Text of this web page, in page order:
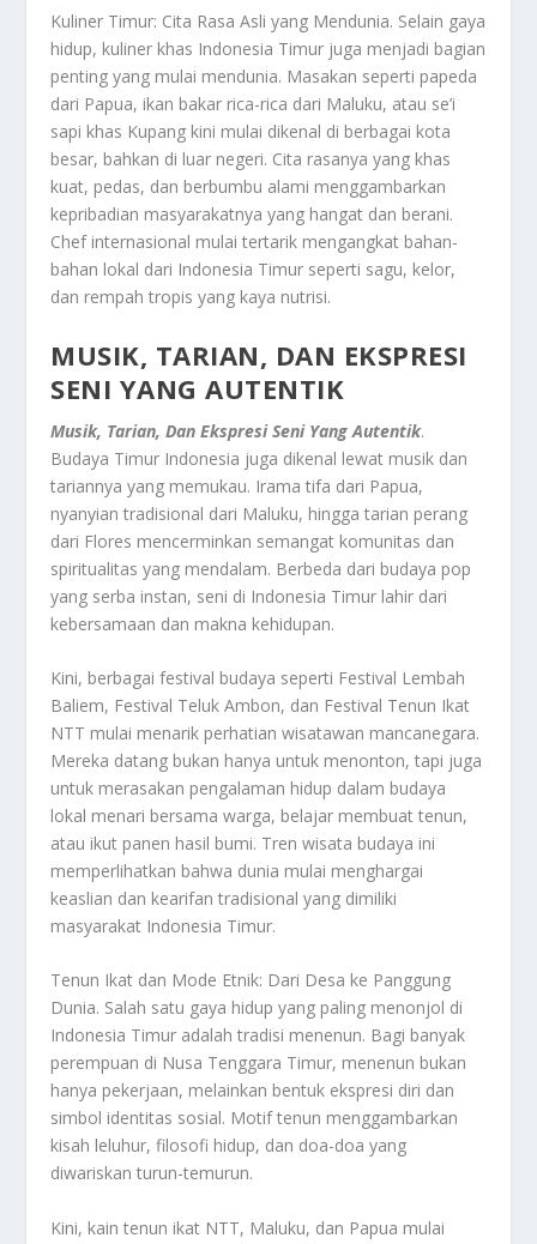
Kuliner Timur: Cita Rasa Asli yang Mendunia. Selain gaya
hidup, kuliner khas Indonesia Timur juga menjadi bagian
penting yang mulai mendunia. Masakan seperti papeda
dari Papua, ikan bakar rica-rica dari Maluku, atau se’i
sapi khas Kupang kini mulai dikenal di berbagai kota
besar, bahkan di luar negeri. Cita rasanya yang khas
kuat, pedas, dan berbumbu alami menggambarkan
kepribadian masyarakatnya yang hangat dan berani.
Chef internasional mulai tertarik mengangkat bahan-
bahan lokal dari Indonesia Timur seperti sagu, kelor,
dan rempah tropis yang kaya nutrisi.
MUSIK, TARIAN, DAN EKSPRESI
SENI YANG AUTENTIK
Musik, Tarian, Dan Ekspresi Seni Yang Autentik.
Budaya Timur Indonesia juga dikenal lewat musik dan
tariannya yang memukau. Irama tifa dari Papua,
nyanyian tradisional dari Maluku, hingga tarian perang
dari Flores mencerminkan semangat komunitas dan
spiritualitas yang mendalam. Berbeda dari budaya pop
yang serba instan, seni di Indonesia Timur lahir dari
kebersamaan dan makna kehidupan.
Kini, berbagai festival budaya seperti Festival Lembah
Baliem, Festival Teluk Ambon, dan Festival Tenun Ikat
NTT mulai menarik perhatian wisatawan mancanegara.
Mereka datang bukan hanya untuk menonton, tapi juga
untuk merasakan pengalaman hidup dalam budaya
lokal menari bersama warga, belajar membuat tenun,
atau ikut panen hasil bumi. Tren wisata budaya ini
memperlihatkan bahwa dunia mulai menghargai
keaslian dan kearifan tradisional yang dimiliki
masyarakat Indonesia Timur.
Tenun Ikat dan Mode Etnik: Dari Desa ke Panggung
Dunia. Salah satu gaya hidup yang paling menonjol di
Indonesia Timur adalah tradisi menenun. Bagi banyak
perempuan di Nusa Tenggara Timur, menenun bukan
hanya pekerjaan, melainkan bentuk ekspresi diri dan
simbol identitas sosial. Motif tenun menggambarkan
kisah leluhur, filosofi hidup, dan doa-doa yang
diwariskan turun-temurun.
Kini, kain tenun ikat NTT, Maluku, dan Papua mulai